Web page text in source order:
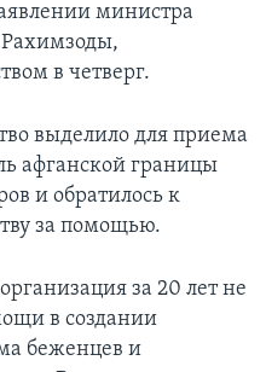
министра
в четверг.
выделило для приема
афганской границы
и обратилось к
за помощью.
за 20 лет не
в создании
беженцев и